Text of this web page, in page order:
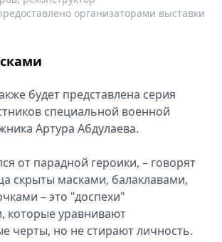
организаторами выставки
будет представлена серия
специальной военной
Артура Абдулаева.
от парадной героики, – говорят
скрыты масками, балаклавами,
– это "доспехи"
которые уравнивают
черты, но не стирают личность.